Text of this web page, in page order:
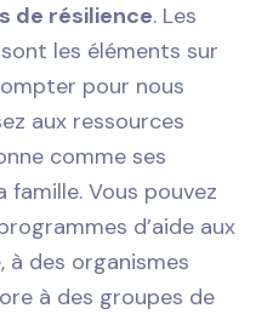
de résilience. Les
les éléments sur
pour nous
aux ressources
comme ses
famille. Vous pouvez
d’aide aux
à des organismes
à des groupes de